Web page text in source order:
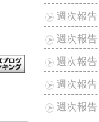
週次報
週次報
週次報
週次報
週次報